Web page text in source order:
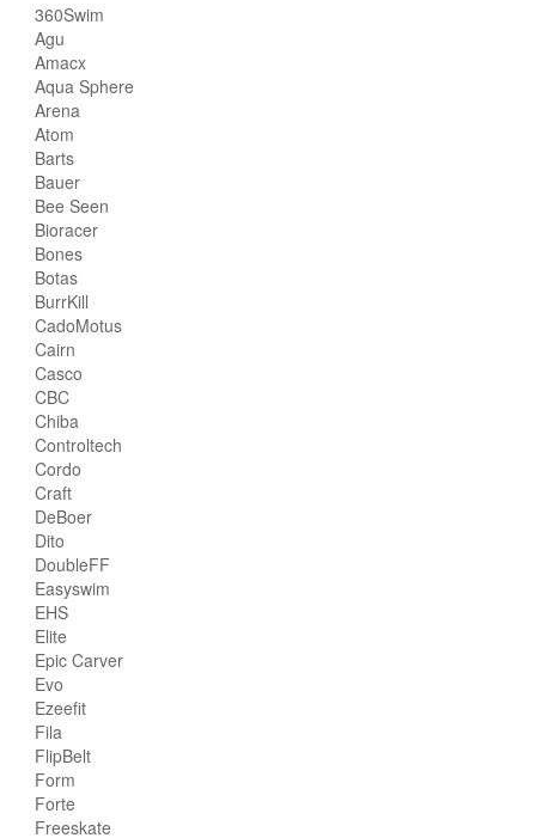
360Swim
Agu
Amacx
Aqua Sphere
Arena
Atom
Barts
Bauer
Bee Seen
Bioracer
Bones
Botas
BurrKill
CadoMotus
Cairn
Casco
CBC
Chiba
Controltech
Cordo
Craft
DeBoer
Dito
DoubleFF
Easyswim
EHS
Elite
Epic Carver
Evo
Ezeefit
Fila
FlipBelt
Form
Forte
Freeskate